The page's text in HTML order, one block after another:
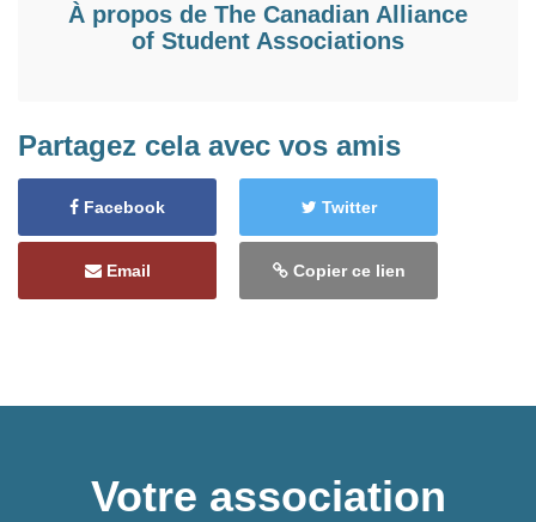
À propos de The Canadian Alliance
of Student Associations
Partagez cela avec vos amis
Facebook Twitter
Email Copier ce lien
Votre association